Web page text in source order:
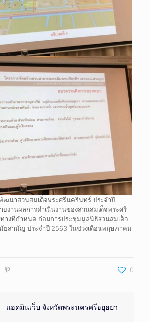
ฒนาสวนสมเด็จพระศรีนครินทร์ ประจำปี
ยงานผลการดำเนินงานของสวนสมเด็จพระศรี
างที่กำหนด ก่อนการประชุมมูลนิธิสวนสมเด็จ
ยสามัญ ประจำปี 2563 ในช่วงเดือนพฤษภาคม
0
แอดมินเว็บ จังหวัดพระนครศรีอยุธยา